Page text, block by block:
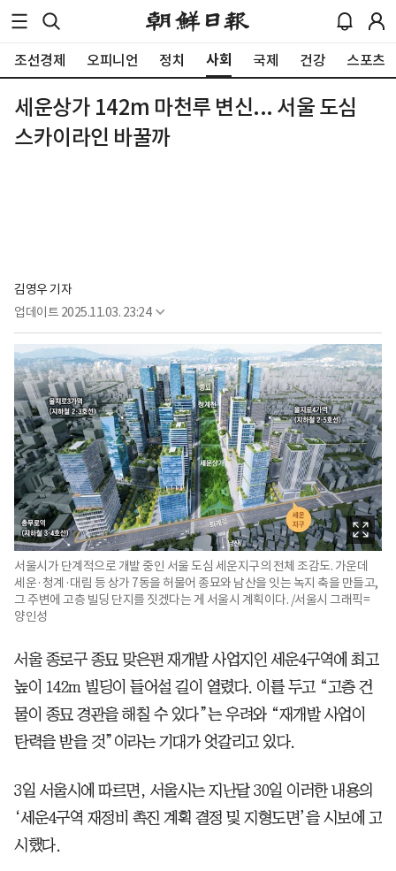
조선경제 오피니언 정치 사회 국제 건강 스포츠
세운상가 142m 마천루 변신... 서울 도심
스카이라인 바꿀까
김영우 기자
업데이트 2025.11.03. 23:24
서울시가 단계적으로 개발 중인 서울 도심 세운지구의 전체 조감도. 가운데
세운·청계·대림 등 상가 7동을 허물어 종묘와 남산을 잇는 녹지 축을 만들고,
그 주변에 고층 빌딩 단지를 짓겠다는 게 서울시 계획이다. /서울시 그래픽=
양인성
서울 종로구 종묘 맞은편 재개발 사업지인 세운4구역에 최고
높이 142m 빌딩이 들어설 길이 열렸다. 이를 두고 “고층 건
물이 종묘 경관을 해칠 수 있다”는 우려와 “재개발 사업이
탄력을 받을 것”이라는 기대가 엇갈리고 있다.
3일 서울시에 따르면, 서울시는 지난달 30일 이러한 내용의
‘세운4구역 재정비 촉진 계획 결정 및 지형도면’을 시보에 고
시했다.